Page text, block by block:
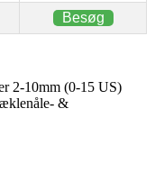
Besøg
2-10mm (0-15 US)
&